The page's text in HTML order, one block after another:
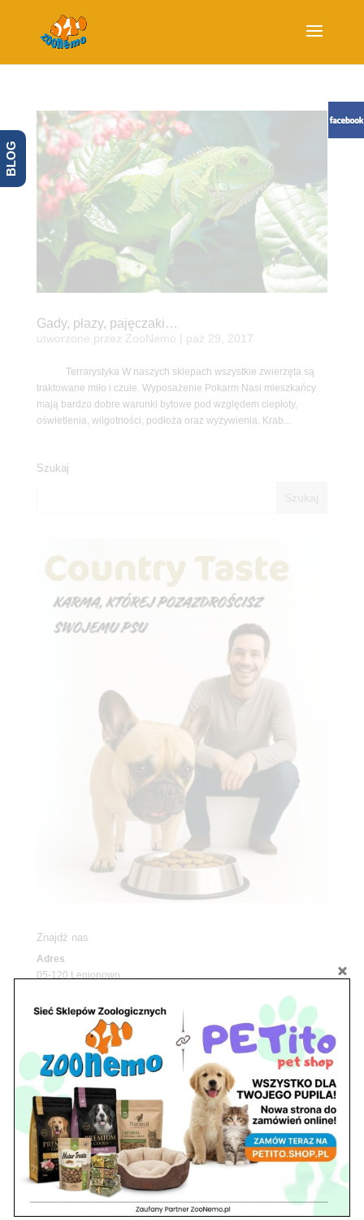
Gady, płazy, pajęczaki…
utworzone przez ZooNemo paź 29, 2017
Terrarystyka W naszych sklepach wszystkie zwierzęta są
traktowane miło i czule. Wyposażenie Pokarm Nasi mieszkańcy
mają bardzo dobre warunki bytowe pod względem ciepłoty,
oświetlenia, wilgotności, podłoża oraz wyżywienia. Krab...
Szukaj
Znajdź nas
Adres
05-120 Legionowo
pawilon 134
tel./fax. 22 784 71 96
Godziny pracy
pon. – piąt. 10.00 – 19.00
sob. 10.00 – 15.00
niedz. zamknięte
Adres
05-100 Nowy Dwór Mazowiecki
ul. Leśna 2
tel. 503 900 215
BLOG